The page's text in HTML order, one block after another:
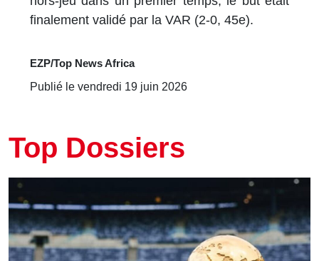
finalement validé par la VAR (2-0, 45e).
EZP/Top News Africa
Publié le vendredi 19 juin 2026
Top Dossiers